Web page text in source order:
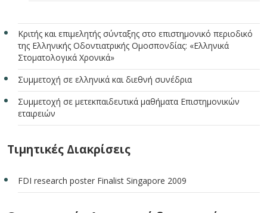
Κριτής και επιμελητής σύνταξης στo επιστημονικό περιοδικό
της Ελληνικής Οδοντιατρικής Ομοσπονδίας: «Ελληνικά
Στοματολογικά Χρονικά»
Συμμετοχή σε ελληνικά και διεθνή συνέδρια
Συμμετοχή σε μετεκπαιδευτικά μαθήματα Επιστημονικών
εταιρειών
Τιμητικές Διακρίσεις
FDI research poster Finalist Singapore 2009